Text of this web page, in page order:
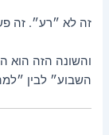
זה לא ״רע״. זה
והשונה הזה הוא
השבוע״ לבין